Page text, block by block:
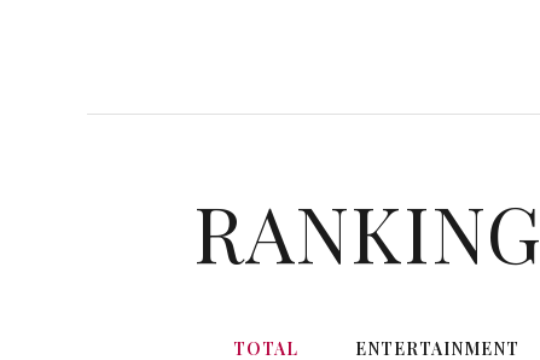
RANKING
TOTAL ENTERTAINMENT